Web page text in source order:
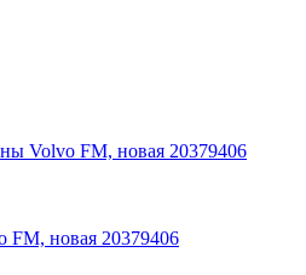
FM, новая 20379406